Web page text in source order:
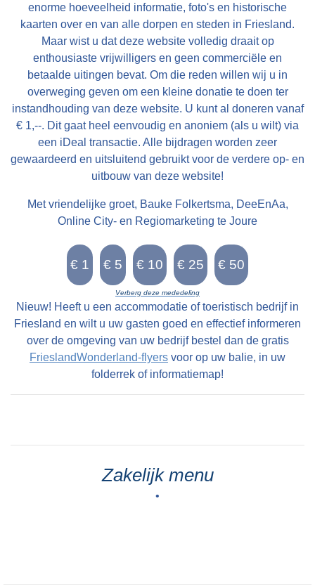
enorme hoeveelheid informatie, foto's en historische
kaarten over en van alle dorpen en steden in Friesland.
Maar wist u dat deze website volledig draait op
enthousiaste vrijwilligers en geen commerciële en
betaalde uitingen bevat. Om die reden willen wij u in
overweging geven om een kleine donatie te doen ter
instandhouding van deze website. U kunt al doneren vanaf
€ 1,--. Dit gaat heel eenvoudig en anoniem (als u wilt) via
een iDeal transactie. Alle bijdragen worden zeer
gewaardeerd en uitsluitend gebruikt voor de verdere op- en
uitbouw van deze website!
Met vriendelijke groet, Bauke Folkertsma, DeeEnAa,
Online City- en Regiomarketing te Joure
Verberg deze mededeling
Nieuw! Heeft u een accommodatie of toeristisch bedrijf in
Friesland en wilt u uw gasten goed en effectief informeren
over de omgeving van uw bedrijf bestel dan de gratis
FrieslandWonderland-flyers voor op uw balie, in uw
folderrek of informatiemap!
Zakelijk menu
•